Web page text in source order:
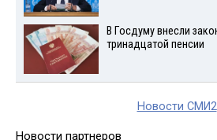
В Госдуму внесли
тринадцатой пенсии
Новости СМИ2
Новости партнеров